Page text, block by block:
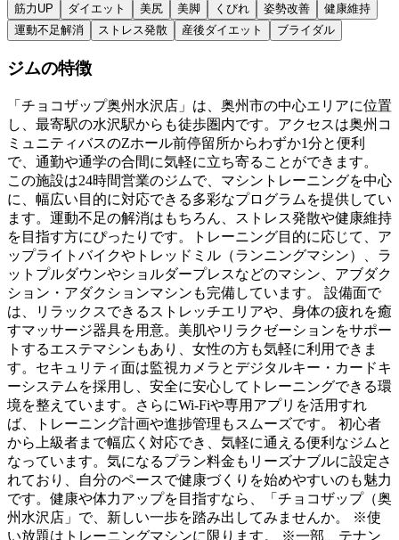
筋力UP ダイエット 美尻 美脚 くびれ 姿勢改善
健康維持
運動不足解消
ストレス発散 産後ダイエット ブライダル
ジムの特徴
「チョコザップ奥州水沢店」は、奥州市の中心エリアに位置
し、最寄駅の水沢駅からも徒歩圏内です。アクセスは奥州コ
ミュニティバスのZホール前停留所からわずか1分と便利
で、通勤や通学の合間に気軽に立ち寄ることができます。
この施設は24時間営業のジムで、マシントレーニングを中心
に、幅広い目的に対応できる多彩なプログラムを提供してい
ます。運動不足の解消はもちろん、ストレス発散や健康維持
を目指す方にぴったりです。トレーニング目的に応じて、ア
ップライトバイクやトレッドミル（ランニングマシン）、ラ
ットプルダウンやショルダープレスなどのマシン、アブダク
ション・アダクションマシンも完備しています。 設備面で
は、リラックスできるストレッチエリアや、身体の疲れを癒
すマッサージ器具を用意。美肌やリラクゼーションをサポー
トするエステマシンもあり、女性の方も気軽に利用できま
す。セキュリティ面は監視カメラとデジタルキー・カードキ
ーシステムを採用し、安全に安心してトレーニングできる環
境を整えています。さらにWi-Fiや専用アプリを活用すれ
ば、トレーニング計画や進捗管理もスムーズです。 初心者
から上級者まで幅広く対応でき、気軽に通える便利なジムと
なっています。気になるプラン料金もリーズナブルに設定さ
れており、自分のペースで健康づくりを始めやすいのも魅力
です。健康や体力アップを目指すなら、「チョコザップ（奥
州水沢店」で、新しい一歩を踏み出してみませんか。 ※使
い放題はトレーニングマシンに限ります。 ※一部、テナン